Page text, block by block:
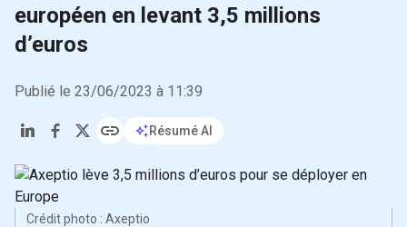
européen en levant 3,5 millions
d’euros
Publié le 23/06/2023 à 11:39
Résumé AI
Crédit photo : Axeptio